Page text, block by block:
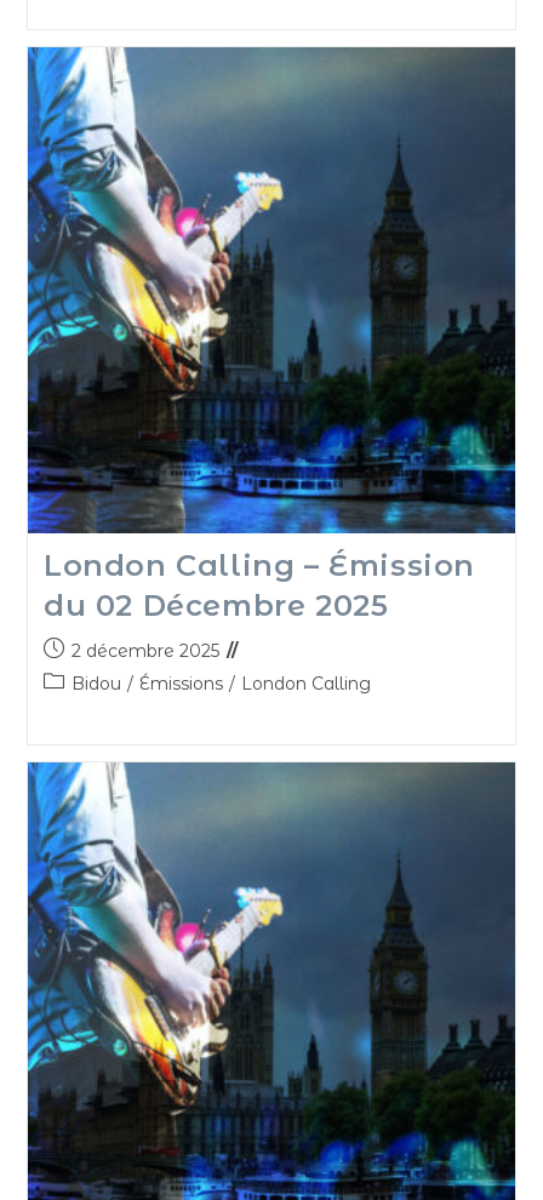
London Calling – Émission
du 02 Décembre 2025
2 décembre 2025
Bidou / Émissions / London Calling